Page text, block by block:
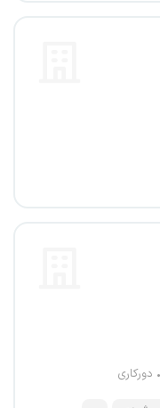
دورکاری